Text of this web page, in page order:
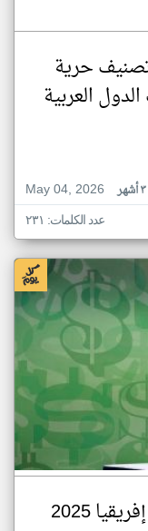
حرية
العربية
May 04, 2026
عدد الكلمات: ٢٣١
2025